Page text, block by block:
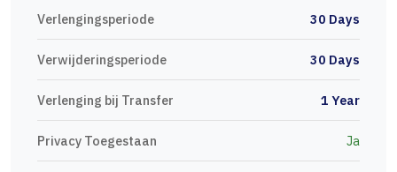
Verlengingsperiode 30 Days
Verwijderingsperiode 30 Days
Verlenging bij Transfer 1 Year
Privacy Toegestaan Ja